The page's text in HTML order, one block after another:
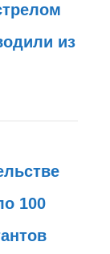
из
100